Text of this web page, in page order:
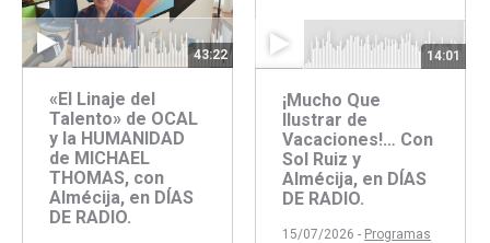
43:22
«El Linaje del
Talento» de OCAL
y la HUMANIDAD
de MICHAEL
THOMAS, con
Almécija, en DÍAS
DE RADIO.
14:01
¡Mucho Que
Ilustrar de
Vacaciones!… Con
Sol Ruiz y
Almécija, en DÍAS
DE RADIO.
15/07/2026 - Programas